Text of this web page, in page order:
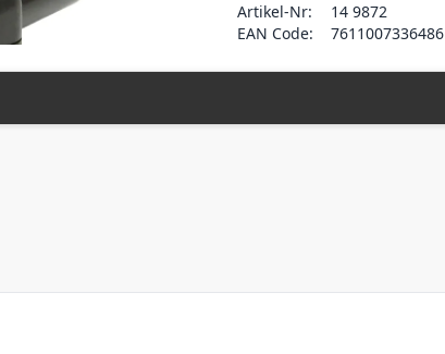
Artikel-Nr:
14 9872
EAN Code:
7611007336486